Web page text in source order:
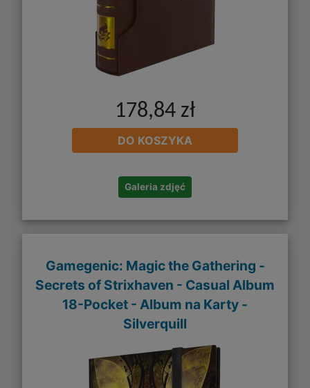
178,84 zł
DO KOSZYKA
Galeria zdjęć
Gamegenic: Magic the Gathering -
Secrets of Strixhaven - Casual Album
18-Pocket - Album na Karty -
Silverquill